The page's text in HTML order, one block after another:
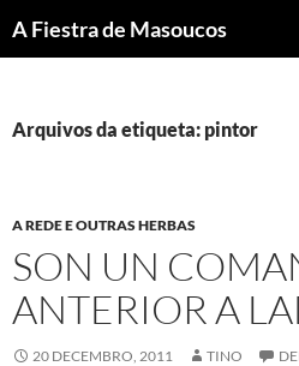
aoA Fiestra de Masoucos
Arquivos da etiqueta: pintor
A REDE E OUTRAS HERBAS
SON UN
ANTERIOR A
20 DECEMBRO, 2011 TINO